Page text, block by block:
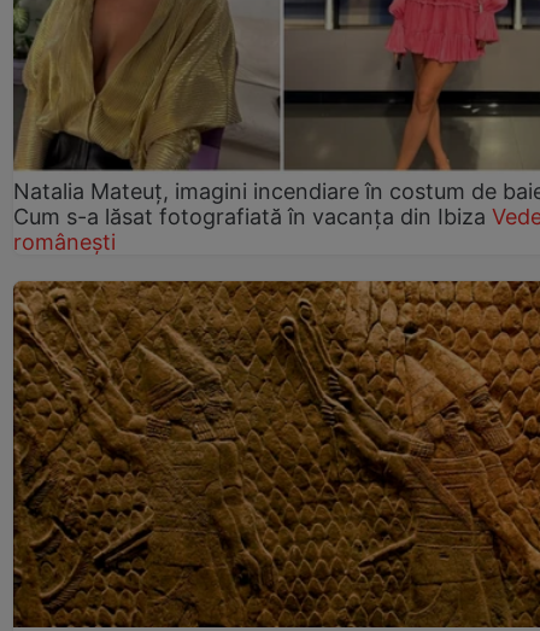
Natalia Mateuț, imagini incendiare în costum de
Cum s-a lăsat fotografiată în vacanța din Ibiza
românești